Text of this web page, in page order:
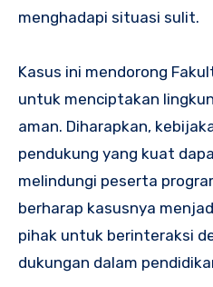
menghadapi situasi sulit.
Kasus ini mendorong
untuk menciptakan
aman. Diharapkan,
pendukung yang kuat
melindungi peserta
berharap kasusnya
pihak untuk berinteraksi
dukungan dalam